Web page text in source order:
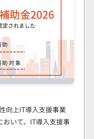
ト
向上IT導入支援事業
おいて、IT導入支援事